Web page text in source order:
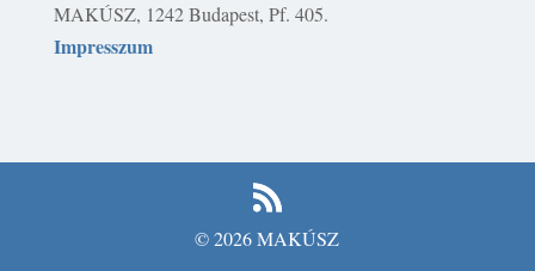
MAKÚSZ, 1242 Budapest, Pf. 405.
Impresszum
© 2026 MAKÚSZ